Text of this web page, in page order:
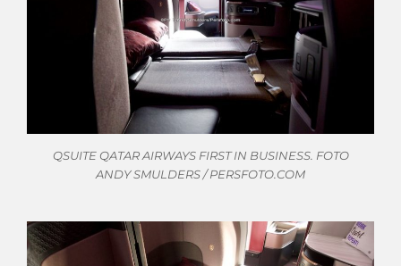
QSUITE QATAR AIRWAYS FIRST IN BUSINESS. FOTO
ANDY SMULDERS / PERSFOTO.COM